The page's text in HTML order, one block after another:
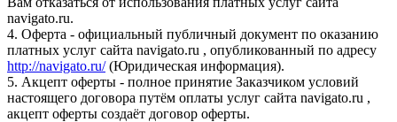
navigato.ru.
4. Оферта - официальный публичный документ по оказанию
платных услуг сайта navigato.ru , опубликованный по адресу
http://navigato.ru/(Юридическая информация).
5. Акцепт оферты - полное принятие Заказчиком условий
настоящего договора путём оплаты услуг сайта navigato.ru ,
акцепт оферты создаёт договор оферты.